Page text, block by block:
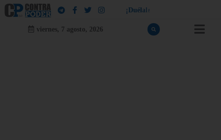
¡ Dué a e
viernes, 7 agosto, 2026